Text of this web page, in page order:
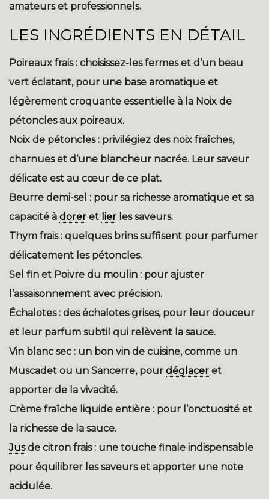
amateurs et professionnels.
LES INGRÉDIENTS EN DÉTAIL
Poireaux frais : choisissez-les fermes et d’un beau
vert éclatant, pour une base aromatique et
légèrement croquante essentielle à la Noix de
pétoncles aux poireaux.
Noix de pétoncles : privilégiez des noix fraîches,
charnues et d’une blancheur nacrée. Leur saveur
délicate est au cœur de ce plat.
Beurre demi-sel : pour sa richesse aromatique et sa
capacité à dorer et lier les saveurs.
Thym frais : quelques brins suffisent pour parfumer
délicatement les pétoncles.
Sel fin et Poivre du moulin : pour ajuster
l’assaisonnement avec précision.
Échalotes : des échalotes grises, pour leur douceur
et leur parfum subtil qui relèvent la sauce.
Vin blanc sec : un bon vin de cuisine, comme un
Muscadet ou un Sancerre, pour déglacer et
apporter de la vivacité.
Crème fraîche liquide entière : pour l’onctuosité et
la richesse de la sauce.
Jusde citron frais : une touche finale indispensable
pour équilibrer les saveurs et apporter une note
acidulée.